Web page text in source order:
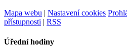
Mapa webu | Nastavení cookies
přístupnosti | RSS
Úřední hodiny